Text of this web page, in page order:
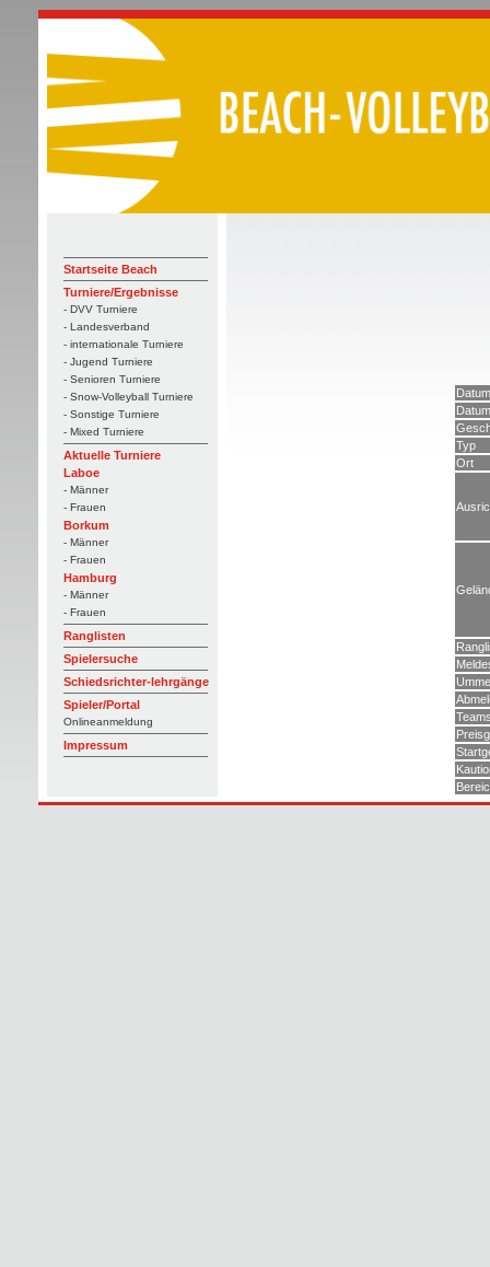
Startseite Beach
Turniere/Ergebnisse
- DVV Turniere
- Landesverband
- internationale Turniere
- Jugend Turniere
- Senioren Turniere
- Snow-Volleyball Turniere
- Sonstige Turniere
- Mixed Turniere
Aktuelle Turniere
Laboe
- Männer
- Frauen
Borkum
- Männer
- Frauen
Hamburg
- Männer
- Frauen
Ranglisten
Spielersuche
Schiedsrichter-lehrgänge
Spieler/Portal
Onlineanmeldung
Impressum
Typ
Ort